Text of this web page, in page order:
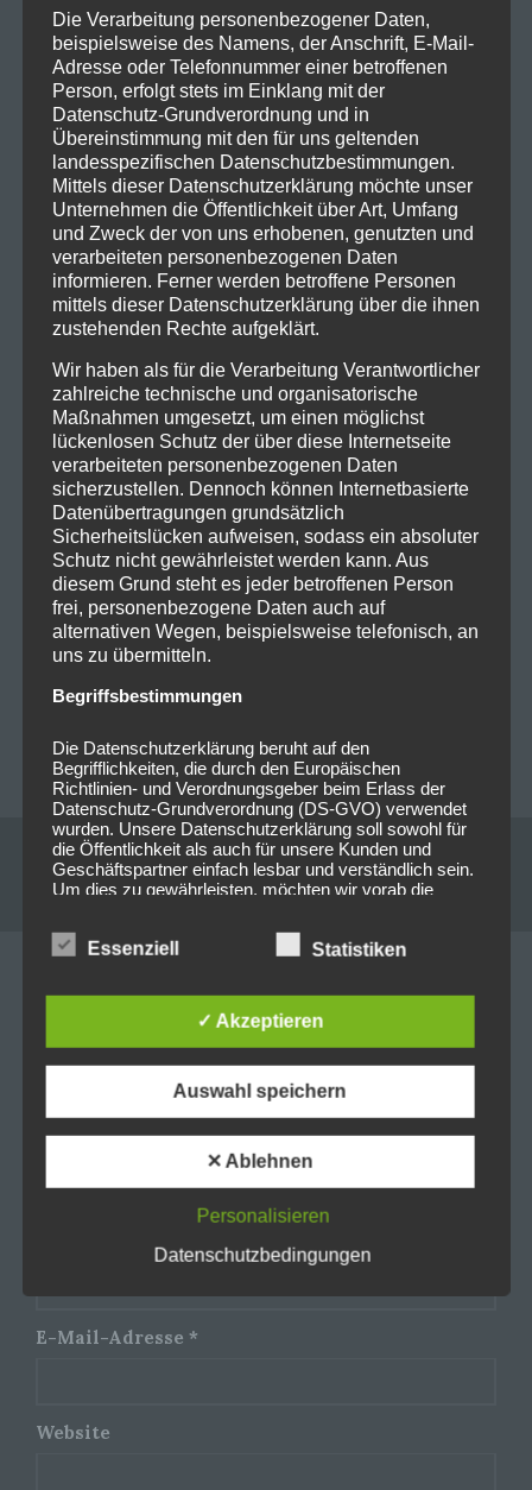
nachfolgende Generationen von Rockmusikern fort.
Heute wirdStatus Quoals eine der bedeutendsten
und einflussreichsten Rockbands aller Zeiten
anerkannt. Ihr unverwechselbarer Sound und ihre
energiegeladenen Live-Auftritte haben
Generationen von Musikliebhabern auf der ganzen
Welt begeistert und inspiriert.
Tickets gibts unter :
https://www.eventim.de/event/status-quo-live-
2024-schloss-tuessling-17843716/
Links :https://www.statusquo.co.uk/
https://www.facebook.com/StatusQuoOfficial
0
Beitragsnavigation
PREVIOUS POST
06-15 Rock Antenne
Open Air @Showpalast
München
NEXT POST
@Backstage München
Leave a reply
Kommentar*
E-Mail-Adresse *
Website
Die Verarbeitung personenbezogener Daten,
beispielsweise des Namens, der Anschrift, E-Mail-
Adresse oder Telefonnummer einer betroffenen
Person, erfolgt stets im Einklang mit der
Datenschutz-Grundverordnung und in
Übereinstimmung mit den für uns geltenden
landesspezifischen Datenschutzbestimmungen.
Mittels dieser Datenschutzerklärung möchte unser
Unternehmen die Öffentlichkeit über Art, Umfang
und Zweck der von uns erhobenen, genutzten und
verarbeiteten personenbezogenen Daten
informieren. Ferner werden betroffene Personen
mittels dieser Datenschutzerklärung über die ihnen
zustehenden Rechte aufgeklärt.
Wir haben als für die Verarbeitung Verantwortlicher
zahlreiche technische und organisatorische
Maßnahmen umgesetzt, um einen möglichst
lückenlosen Schutz der über diese Internetseite
verarbeiteten personenbezogenen Daten
sicherzustellen. Dennoch können Internetbasierte
Datenübertragungen grundsätzlich
Sicherheitslücken aufweisen, sodass ein absoluter
Schutz nicht gewährleistet werden kann. Aus
diesem Grund steht es jeder betroffenen Person
frei, personenbezogene Daten auch auf
alternativen Wegen, beispielsweise telefonisch, an
uns zu übermitteln.
Begriffsbestimmungen
Die Datenschutzerklärung beruht auf den
Begrifflichkeiten, die durch den Europäischen
Richtlinien- und Verordnungsgeber beim Erlass der
Datenschutz-Grundverordnung (DS-GVO) verwendet
wurden. Unsere Datenschutzerklärung soll sowohl für
die Öffentlichkeit als auch für unsere Kunden und
Geschäftspartner einfach lesbar und verständlich sein.
Um dies zu gewährleisten, möchten wir vorab die
Wir verwenden in dieser Datenschutzerklärung
a) personenbezogene Daten
Personenbezogene Daten sind alle
Informationen, die sich auf eine identifizierte oder
identifizierbare natürliche Person (im Folgenden
oder indirekt, insbesondere mittels Zuordnung zu
Kennnummer, zu Standortdaten, zu einer Online-
besonderen Merkmalen, die Ausdruck der
psychischen, wirtschaftlichen, kulturellen oder
Essenziell Statistiken
✓ Akzeptieren
Auswahl speichern
✕ Ablehnen
Personalisieren
Datenschutzbedingungen